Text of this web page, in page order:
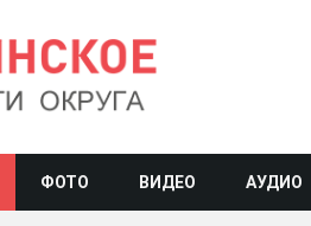
ФОТО ВИДЕО АУДИО